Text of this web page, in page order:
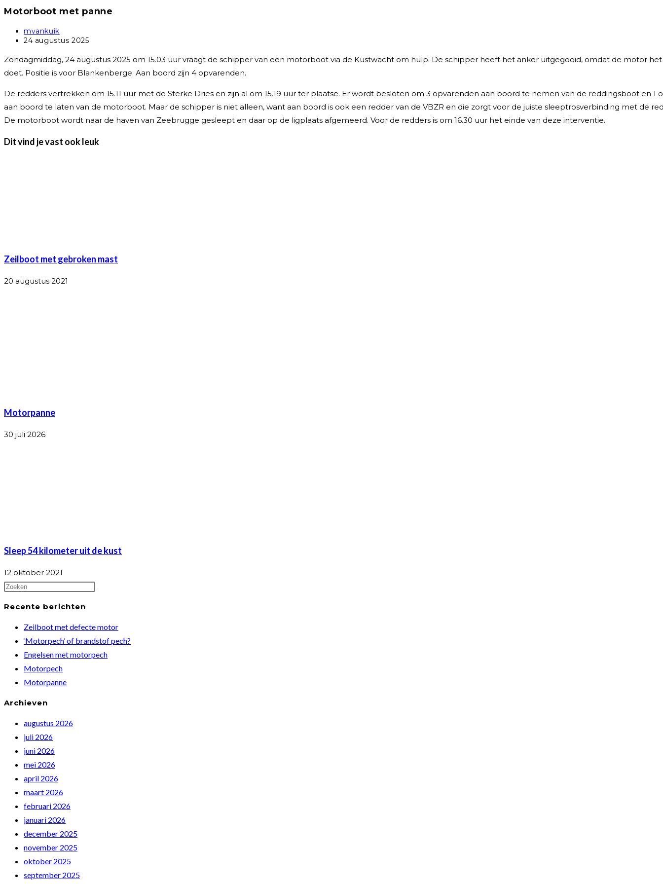
Motorboot met panne
Bericht
auteur:
mvankuik
Bericht
op:
24 augustus 2025
Zondagmiddag, 24 augustus 2025 om 15.03 uur vraagt de schipper van een motorboot via de Kustwacht om hulp. De schipper heeft het anker uitgegooid, omdat de motor
doet. Positie is voor Blankenberge. Aan boord zijn 4 opvarenden.
De redders vertrekken om 15.11 uur met de Sterke Dries en zijn al om 15.19 uur ter plaatse. Er wordt besloten om 3 opvarenden aan boord te nemen van de reddingsboot en 1
aan boord te laten van de motorboot. Maar de schipper is niet alleen, want aan boord is ook een redder van de VBZR en die zorgt voor de juiste sleeptrosverbinding met de
De motorboot wordt naar de haven van Zeebrugge gesleept en daar op de ligplaats afgemeerd. Voor de redders is om 16.30 uur het einde van deze interventie.
Dit vind je vast ook leuk
Zeilboot met gebroken mast
20 augustus 2021
Motorpanne
30 juli 2026
Sleep 54 kilometer uit de kust
12 oktober 2021
Press
close
the
search
Recente berichten
Zeilboot met defecte motor
‘Motorpech’ of brandstof pech?
Engelsen met motorpech
Motorpech
Motorpanne
Archieven
augustus 2026
juli 2026
juni 2026
mei 2026
april 2026
maart 2026
februari 2026
januari 2026
december 2025
november 2025
oktober 2025
september 2025